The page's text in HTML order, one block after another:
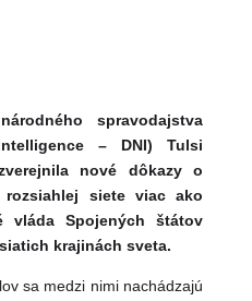
spravodajstva
– DNI) Tulsi
nové dôkazy o
siete viac ako
vláda Spojených štátov
krajinách sveta.
sa medzi nimi nachádzajú